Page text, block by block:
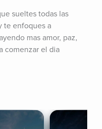
sueltes todas las
te enfoques a
mas amor, paz,
comenzar el dia